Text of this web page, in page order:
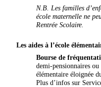
N.B. Les familles
école maternelle ne
Rentrée Scolaire.
Les aides à l’école
Bourse de
demi-pensionnaires ou
élémentaire éloignée
Plus d’infos sur